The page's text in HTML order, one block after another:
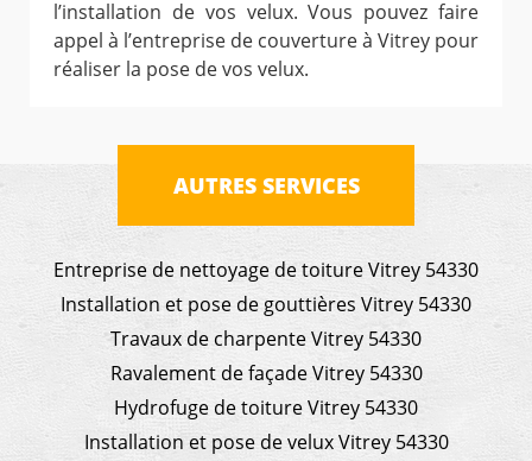
l’installation de vos velux. Vous pouvez faire
appel à l’entreprise de couverture à Vitrey pour
réaliser la pose de vos velux.
AUTRES SERVICES
Entreprise de nettoyage de toiture Vitrey 54330
Installation et pose de gouttières Vitrey 54330
Travaux de charpente Vitrey 54330
Ravalement de façade Vitrey 54330
Hydrofuge de toiture Vitrey 54330
Installation et pose de velux Vitrey 54330